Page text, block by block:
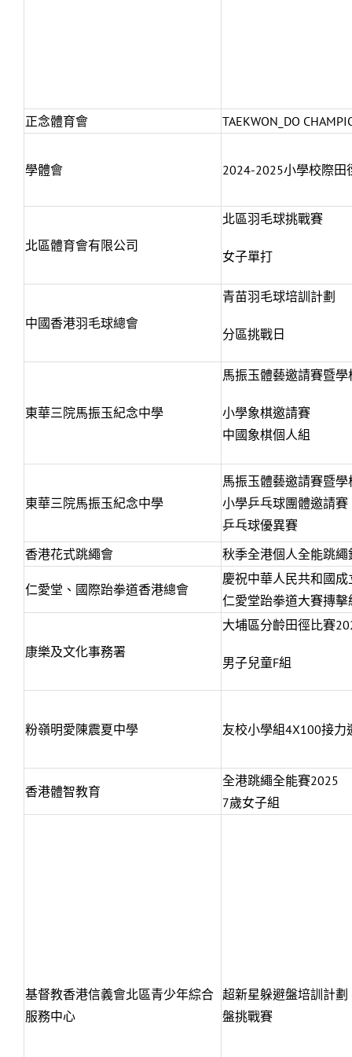
正念體育會 TAEKWON_DO
學體會 2024-2025小學校際田
北區體育會有限公司
北區羽毛球挑戰賽
女子單打
中國香港羽毛球總會
青苗羽毛球培訓計劃
分區挑戰日
東華三院馬振玉紀念中學
馬振玉體藝邀請賽暨學
小學象棋邀請賽
中國象棋個人組
東華三院馬振玉紀念中學
馬振玉體藝邀請賽暨學
小學乒乓球團體邀請賽
乒乓球優異賽
香港花式跳繩會
秋季全港個人全能跳
仁愛堂、國際跆拳道香港總會
慶祝中華人民共和國
仁愛堂跆拳道大賽摶擊
康樂及文化事務署
大埔區分齡田徑比賽
男子兒童F組
粉嶺明愛陳震夏中學 友校小學組4X100接力
香港體智教育
全港跳繩全能賽2025
7歲女子組
基督教香港信義會北區青少年綜合
服務中心
超新星躲避盤培訓計
盤挑戰賽